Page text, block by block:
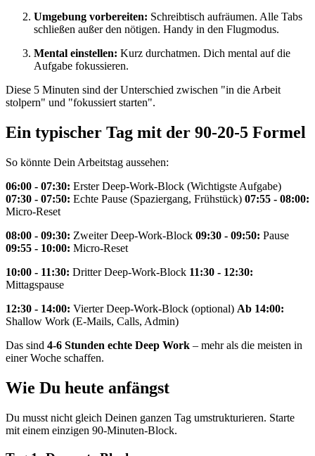
Umgebung vorbereiten: Schreibtisch aufräumen. Alle Tabs
schließen außer den nötigen. Handy in den Flugmodus.
Mental einstellen: Kurz durchatmen. Dich mental auf die
Aufgabe fokussieren.
Diese 5 Minuten sind der Unterschied zwischen "in die Arbeit
stolpern" und "fokussiert starten".
Ein typischer Tag mit der 90-20-5 Formel
So könnte Dein Arbeitstag aussehen:
06:00 - 07:30: Erster Deep-Work-Block (Wichtigste Aufgabe)
07:30 - 07:50: Echte Pause (Spaziergang, Frühstück) 07:55 - 08:00:
Micro-Reset
08:00 - 09:30: Zweiter Deep-Work-Block 09:30 - 09:50: Pause
09:55 - 10:00: Micro-Reset
10:00 - 11:30: Dritter Deep-Work-Block 11:30 - 12:30:
Mittagspause
12:30 - 14:00: Vierter Deep-Work-Block (optional) Ab 14:00:
Shallow Work (E-Mails, Calls, Admin)
Das sind 4-6 Stunden echte Deep Work – mehr als die meisten in
einer Woche schaffen.
Wie Du heute anfängst
Du musst nicht gleich Deinen ganzen Tag umstrukturieren. Starte
mit einem einzigen 90-Minuten-Block.